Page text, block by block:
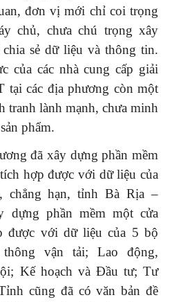
đơn vị mới chỉ coi trọng
chủ, chưa chú trọng xây
sẻ dữ liệu và thông tin.
của các nhà cung cấp giải
tại các địa phương còn một
tranh lành mạnh, chưa minh
phẩm.
đã xây dựng phần mềm
hợp được với dữ liệu của
chẳng hạn, tỉnh Bà Rịa –
dựng phần mềm một cửa
được với dữ liệu của 5 bộ
thông vận tải; Lao động,
Kế hoạch và Đầu tư; Tư
cũng đã có văn bản đề